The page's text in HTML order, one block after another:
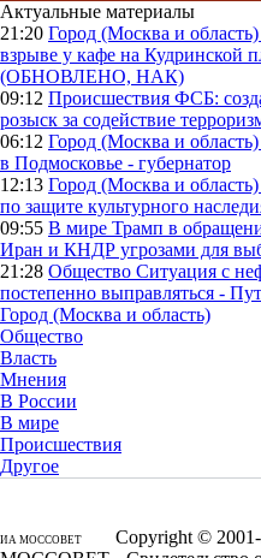
Актуальные материалы
21:20 Город (Москва и область)
взрыве у кафе на Кудринской
(ОБНОВЛЕНО, НАК)
09:12 Происшествия ФСБ:
розыск за содействие
06:12 Город (Москва и область)
в Подмосковье - губернатор
12:13 Город (Москва и область)
по защите культурного
09:55 В мире Трамп в
Иран и КНДР угрозами для
21:28 Общество Ситуация с
постепенно выправляться -
Город (Москва и область)
Общество
Власть
Мнения
В России
В мире
Происшествия
Другое
ИА МОССОВЕТ
Copyright © 2001-